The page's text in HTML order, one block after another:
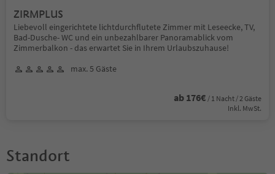
ZIRMPLUS
Liebevoll eingerichtete lichtdurchflutete Zimmer mit Leseecke, TV,
Bad-Dusche- WC und ein unbezahlbarer Panoramablick vom
Zimmerbalkon - das erwartet Sie in Ihrem Urlaubszuhause!
max. 5 Gäste
ab 176€ / 1 Nacht / 2 Gäste
Inkl. MwSt.
Standort